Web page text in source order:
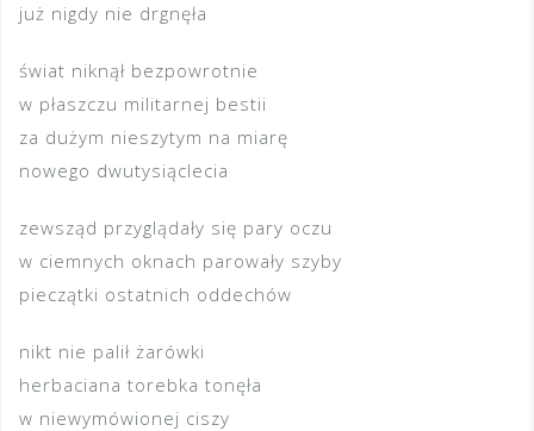
już nigdy nie drgnęła
świat niknął bezpowrotnie
w płaszczu militarnej bestii
za dużym nieszytym na miarę
nowego dwutysiąclecia
zewsząd przyglądały się pary oczu
w ciemnych oknach parowały szyby
pieczątki ostatnich oddechów
nikt nie palił żarówki
herbaciana torebka tonęła
w niewymówionej ciszy